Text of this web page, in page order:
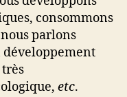
consommons
parlons
etc.